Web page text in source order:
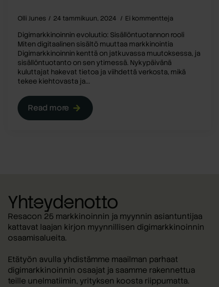
Olli Junes 24 tammikuun, 2024 Ei kommentteja
Digimarkkinoinnin evoluutio: Sisällöntuotannon rooli
Miten digitaalinen sisältö muuttaa markkinointia
Digimarkkinoinnin kenttä on jatkuvassa muutoksessa, ja
sisällöntuotanto on sen ytimessä. Nykypäivänä
kuluttajat hakevat tietoa ja viihdettä verkosta, mikä
tekee kiehtovasta ja…
Read more
Yhteydenotto
Resacon 25 markkinoinnin ja myynnin asiantuntijaa
kattavat laajan kirjon myynnillisen digimarkkinoinnin
osaamisalueita.
Etätyön avulla yhdistämme maailman parhaat
digimarkkinoinnin osaajat ja saamme rakennettua
teille unelmatiimin, yrityksen koosta riippumatta.